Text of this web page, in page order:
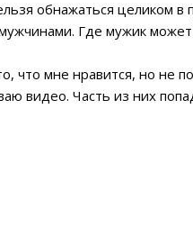
обнажаться целиком
Где мужик
что мне нравится, но не
видео. Часть из них